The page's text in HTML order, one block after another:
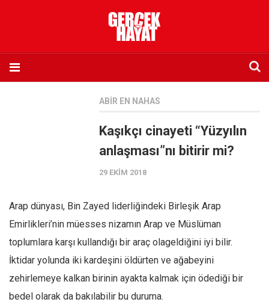
Abone olmak istiyorum
Sosyal Medya
Twitter
Facebook
Instagram
ABIR EN NAHAS
Kaşıkçı cinayeti “Yüzyılın
anlaşması”nı bitirir mi?
29 EKIM 2018
Arap dünyası, Bin Zayed liderliğindeki Birleşik Arap
Emirlikleri’nin müesses nizamın Arap ve Müslüman
toplumlara karşı kullandığı bir araç olageldiğini iyi bilir.
İktidar yolunda iki kardeşini öldürten ve ağabeyini
zehirlemeye kalkan birinin ayakta kalmak için ödediği bir
bedel olarak da bakılabilir bu duruma.